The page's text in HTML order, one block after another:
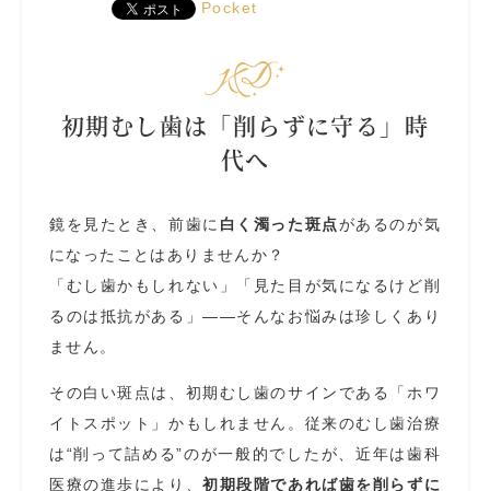
Pocket
初期むし歯は「削らずに守る」時
代へ
鏡を見たとき、前歯に 白く濁った斑点があるのが気
になったことはありませんか？
「むし歯かもしれない」「見た目が気になるけど削
るのは抵抗がある」——そんなお悩みは珍しくあり
ません。
その白い斑点は、初期むし歯のサインである「ホワ
イトスポット」かもしれません。従来のむし歯治療
は“削って詰める”のが一般的でしたが、近年は歯科
医療の進歩により、初期段階であれば歯を削らずに